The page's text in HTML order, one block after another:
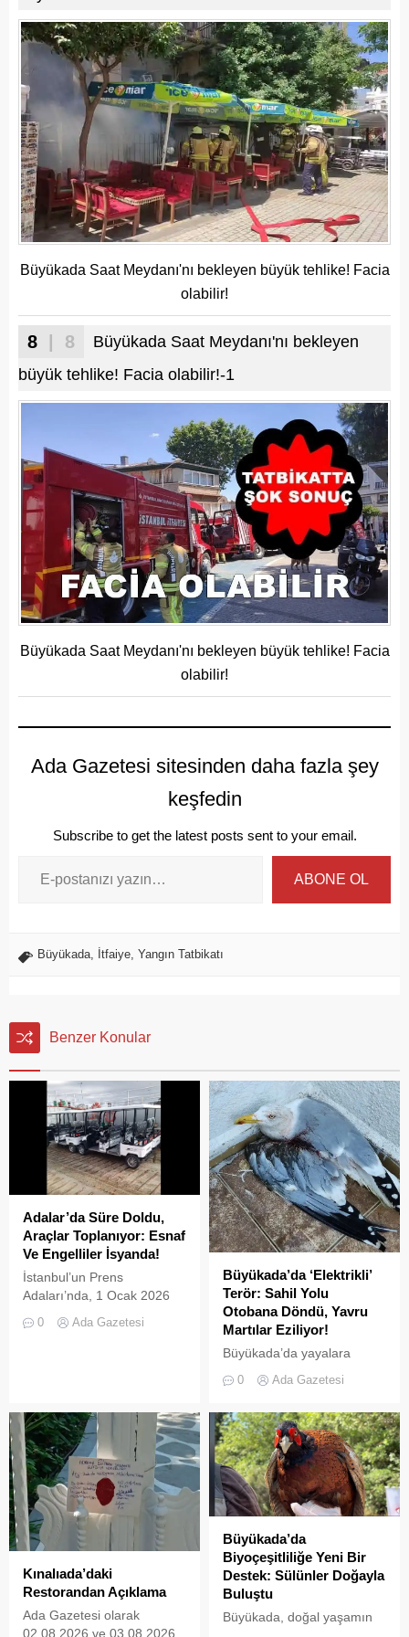
Büyükada Saat Meydanı'nı bekleyen büyük tehlike! Facia
olabilir!
8 | 8
Büyükada Saat Meydanı'nı bekleyen
büyük tehlike! Facia olabilir!-1
Büyükada Saat Meydanı'nı bekleyen büyük tehlike! Facia
olabilir!
Ada Gazetesi sitesinden daha fazla şey
keşfedin
Subscribe to get the latest posts sent to your email.
ABONE OL
Büyükada, İtfaiye, Yangın Tatbikatı
Benzer Konular
Adalar’da Süre Doldu,
Araçlar Toplanıyor: Esnaf
Ve Engelliler İsyanda!
İstanbul’un Prens
Adaları’nda, 1 Ocak 2026
L2 sınıfı (3 tekerlekli)
İki kez uzatılarak 31
Temmuz 2026 tarihine
kadar esnetilen sürenin
dolmasıyla birlikte, Adalar
genelinde emniyet ve zabıta
ekipleri tarafından akülü
araçların toplatılma
işlemlerine başlandı....
0 Ada Gazetesi
Büyükada’da ‘Elektrikli’
Terör: Sahil Yolu
Otobana Döndü, Yavru
Martılar Eziliyor!
Büyükada’da yayalara
tanımaz elektrikli araç
ölüm yoluna dönüştü.
Denetimsizliğin ve aşırı
hızın son kurbanları ise
beslenmek için sahile inen
yavru martılar oldu. Adada
yaşayan gönüllü bir
avukatın çabalarıyla yargıya
taşınan olaylar, adalardaki
denetim zafiyetini bir kez
daha gözler önüne serdi.
insan...
0 Ada Gazetesi
Kınalıada’daki
Restorandan Açıklama
Ada Gazetesi olarak
02.08.2026 ve 03.08.2026
Büyükada’da
Biyoçeşitliliğe Yeni Bir
Destek: Sülünler Doğayla
Buluştu
Büyükada, doğal yaşamın